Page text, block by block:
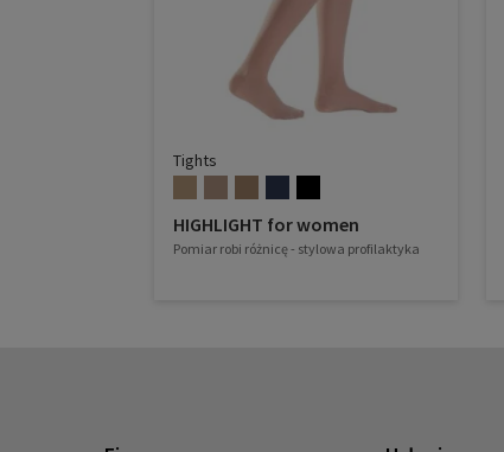
Tights
HIGHLIGHT for women
Pomiar robi różnicę - stylowa profilaktyka